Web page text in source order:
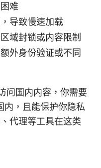
难
导致慢速加载
域封锁或内容限制
外身份验证或不同
问国内内容，你需要
内，且能保护你隐私
代理等工具在这类